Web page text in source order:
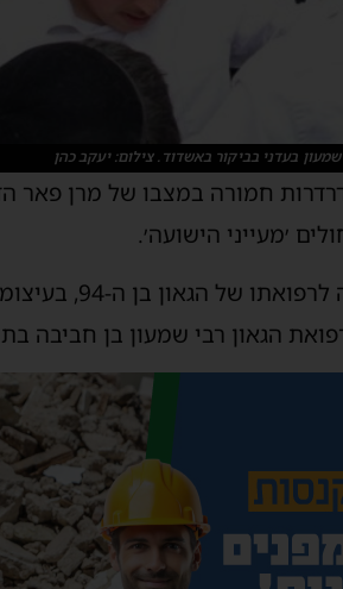
שמעון בעדני בביקור באשדוד. צילום: יעקב כהן
חמורה במצבו של מרן פאר
׳מעייני הישועה׳.
לרפואתו של הגאון בן ה-94,
הגאון רבי שמעון בן חביבה